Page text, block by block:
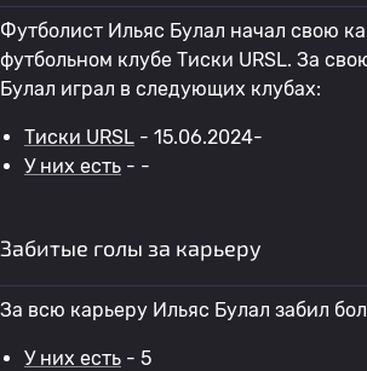
Футболист Ильяс Булал начал свою
футбольном клубе Тиски URSL. За
Булал играл в следующих клубах:
Тиски URSL - 15.06.2024-
У них есть - -
Забитые голы за карьеру
За всю карьеру Ильяс Булал забил
У них есть - 5